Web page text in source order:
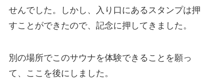
せんでした。しかし、入り口にあるスタンプは押
すことができたので、記念に押してきました。
別の場所でこのサウナを体験できることを願っ
て、ここを後にしました。